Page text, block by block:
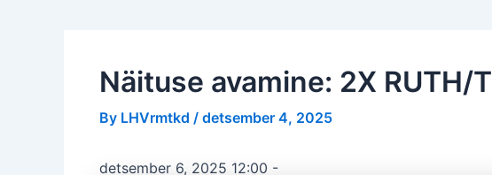
Näituse avamine: 2X RUTH/T
By LHVrmtkd / detsember 4, 2025
detsember 6, 2025 12:00 -